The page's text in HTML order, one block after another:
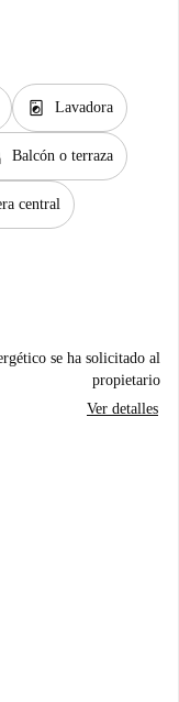
local_laundry_service Lavadora
Balcón o terraza
central
se ha solicitado al
propietario
Ver detalles